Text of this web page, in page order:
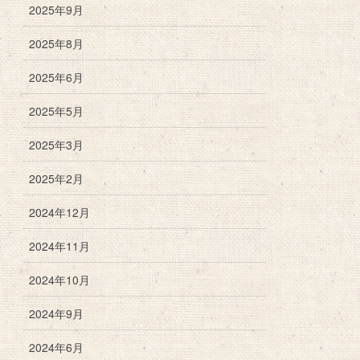
2025年9月
2025年8月
2025年6月
2025年5月
2025年3月
2025年2月
2024年12月
2024年11月
2024年10月
2024年9月
2024年6月